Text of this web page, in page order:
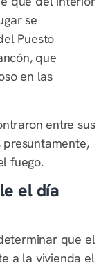
se
Puesto
que
en las
entre sus
presuntamente,
fuego.
el día
que el
a la vivienda el